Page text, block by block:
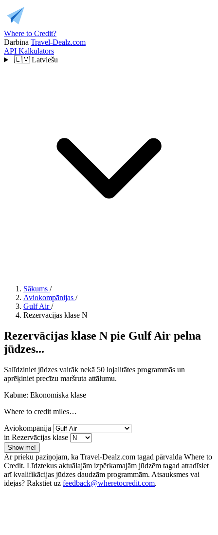
Where to Credit?
Darbina Travel-Dealz.com
API Kalkulators
🇱🇻 Latviešu
Sākums /
Aviokompānijas /
Gulf Air /
Rezervācijas klase N
Rezervācijas klase N pie Gulf Air pelna
jūdzes...
Salīdziniet jūdzes vairāk nekā 50 lojalitātes programmās un
aprēķiniet precīzu maršruta attālumu.
Kabīne: Ekonomiskā klase
Where to credit miles…
Aviokompānija
in Rezervācijas klase
Show me!
Ar prieku paziņojam, ka Travel-Dealz.com tagad pārvalda Where to
Credit. Līdztekus aktuālajām izpērkamajām jūdzēm tagad atradīsiet
arī kvalifikācijas jūdzes daudzām programmām. Atsauksmes vai
idejas? Rakstiet uz feedback@wheretocredit.com.